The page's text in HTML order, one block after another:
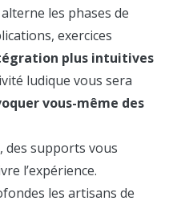
les phases de
exercices
plus intuitives
ludique vous sera
vous-même des
des supports vous
l’expérience.
les artisans de